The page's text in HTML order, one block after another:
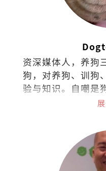
资深媒体人，养狗
狗，对养狗、训狗
验与知识。自嘲是
狗探脉与接生，小